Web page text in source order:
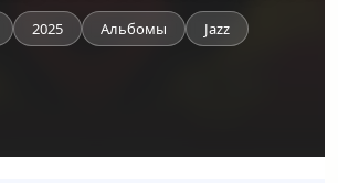
2025 Альбомы Jazz